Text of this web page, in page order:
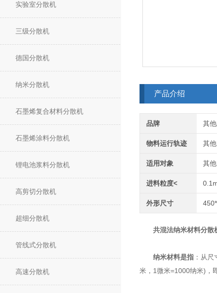
实验室分散机
三级分散机
德国分散机
纳米分散机
石墨烯复合材料分散机
石墨烯涂料分散机
锂电池浆料分散机
高剪切分散机
超细分散机
管线式分散机
高速分散机
产品介绍
品牌 其
物料运行轨迹 其他
适用对象 其他
进料粒度<
外形尺寸
共混法纳米材料分散
纳米材料是指 ：从
米，1微米=1000纳米)，